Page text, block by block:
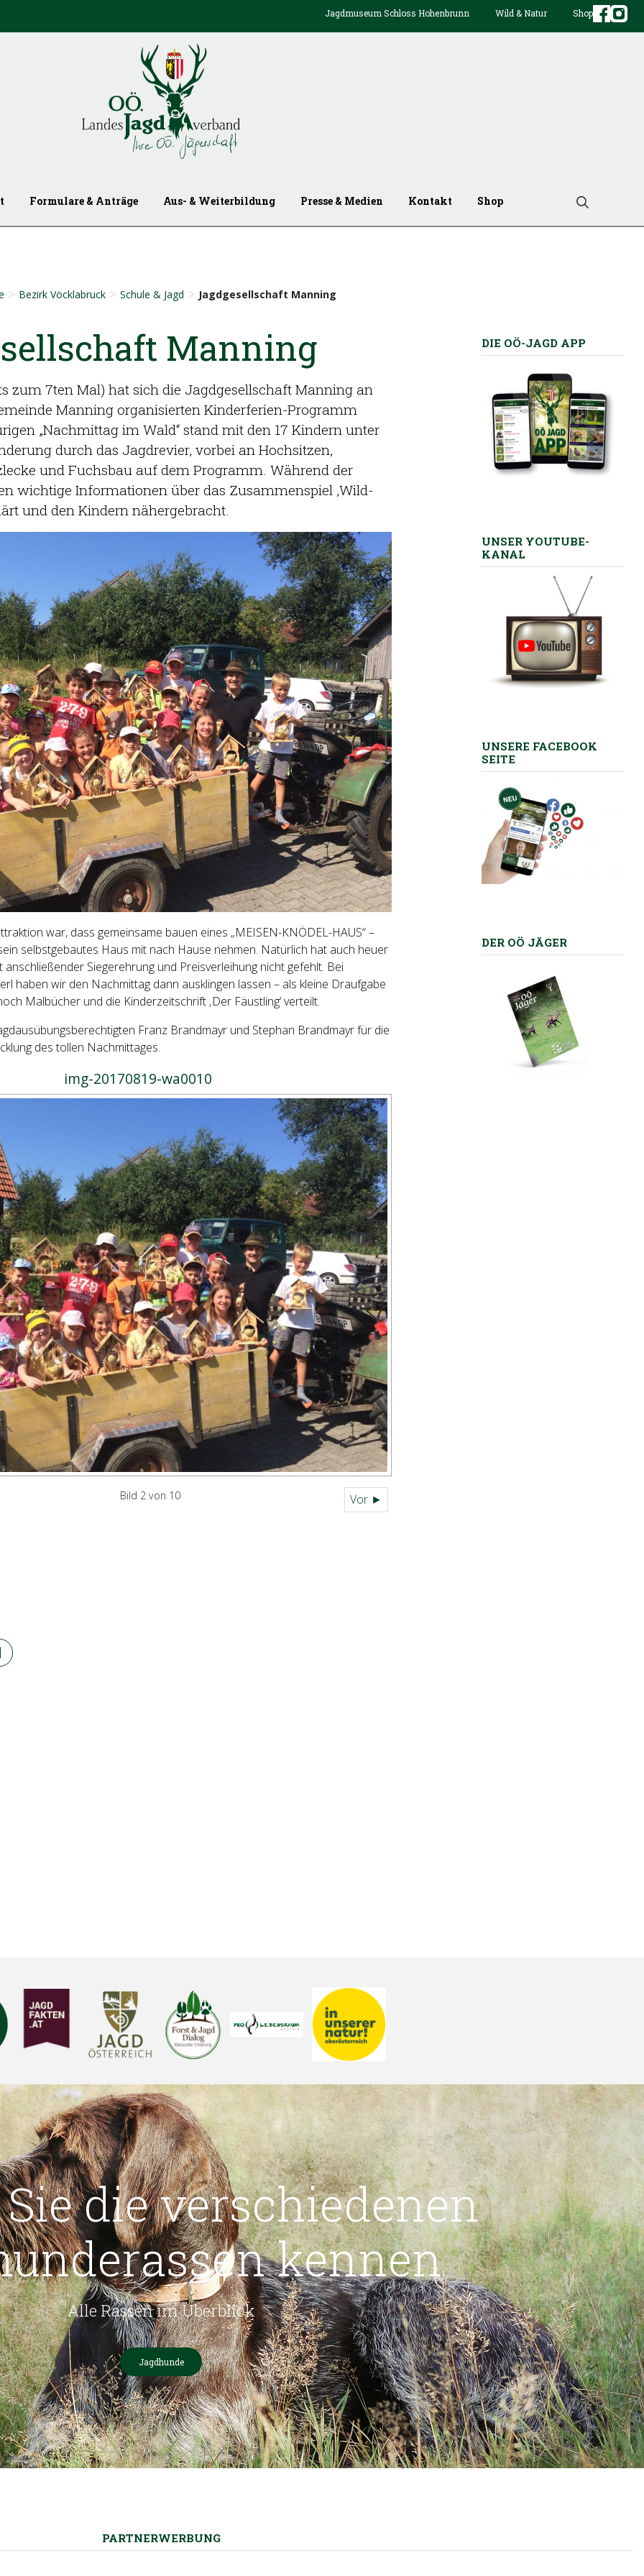
Jagdmuseum Schloss Hohenbrunn Wild & Natur Shop
Formulare & Anträge Aus- & Weiterbildung Presse & Medien Kontakt Shop
> Bezirk Vöcklabruck > Schule & Jagd > Jagdgesellschaft Manning
Manning
zum 7ten Mal) hat sich die Jagdgesellschaft Manning an
Manning organisierten Kinderferien-Programm
„Nachmittag im Wald“ stand mit den 17 Kindern unter
durch das Jagdrevier, vorbei an Hochsitzen,
und Fuchsbau auf dem Programm. Während der
wichtige Informationen über das Zusammenspiel ‚Wild-
und den Kindern nähergebracht.
war, dass gemeinsame bauen eines „MEISEN-KNÖDEL-HAUS“ –
selbstgebautes Haus mit nach Hause nehmen. Natürlich hat auch heuer
anschließender Siegerehrung und Preisverleihung nicht gefehlt. Bei
haben wir den Nachmittag dann ausklingen lassen – als kleine Draufgabe
Malbücher und die Kinderzeitschrift ‚Der Fäustling‘ verteilt.
Franz Brandmayr und Stephan Brandmayr für die
des tollen Nachmittages.
img-20170819-wa0010
Vor ►
Bild 2 von 10
DIE OÖ-JAGD APP
UNSER YOUTUBE-
KANAL
UNSERE FACEBOOK
SEITE
DER OÖ JÄGER
die verschiedenen
kennen
Alle Rassen im Überblick
Jagdhunde
PARTNERWERBUNG